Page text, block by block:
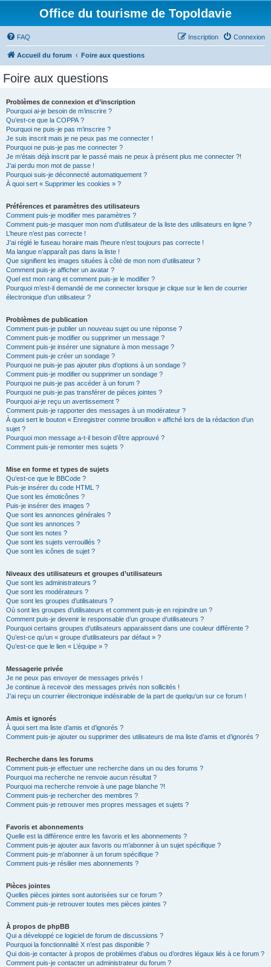
Office du tourisme de Topoldavie
FAQ Connexion
Inscription
Accueil du forum Foire aux questions
Foire aux questions
Problèmes de connexion et d’inscription
Pourquoi ai-je besoin de m’inscrire ?
Qu’est-ce que la COPPA ?
Pourquoi ne puis-je pas m’inscrire ?
Je suis inscrit mais je ne peux pas me connecter !
Pourquoi ne puis-je pas me connecter ?
Je m’étais déjà inscrit par le passé mais ne peux à présent plus me connecter ?!
J’ai perdu mon mot de passe !
Pourquoi suis-je déconnecté automatiquement ?
À quoi sert « Supprimer les cookies » ?
Préférences et paramètres des utilisateurs
Comment puis-je modifier mes paramètres ?
Comment puis-je masquer mon nom d’utilisateur de la liste des utilisateurs en ligne ?
L’heure n’est pas correcte !
J’ai réglé le fuseau horaire mais l’heure n’est toujours pas correcte !
Ma langue n’apparaît pas dans la liste !
Que signifient les images situées à côté de mon nom d’utilisateur ?
Comment puis-je afficher un avatar ?
Quel est mon rang et comment puis-je le modifier ?
Pourquoi m’est-il demandé de me connecter lorsque je clique sur le lien de courrier
électronique d’un utilisateur ?
Problèmes de publication
Comment puis-je publier un nouveau sujet ou une réponse ?
Comment puis-je modifier ou supprimer un message ?
Comment puis-je insérer une signature à mon message ?
Comment puis-je créer un sondage ?
Pourquoi ne puis-je pas ajouter plus d’options à un sondage ?
Comment puis-je modifier ou supprimer un sondage ?
Pourquoi ne puis-je pas accéder à un forum ?
Pourquoi ne puis-je pas transférer de pièces jointes ?
Pourquoi ai-je reçu un avertissement ?
Comment puis-je rapporter des messages à un modérateur ?
À quoi sert le bouton « Enregistrer comme brouillon » affiché lors de la rédaction d’un
sujet ?
Pourquoi mon message a-t-il besoin d’être approuvé ?
Comment puis-je remonter mes sujets ?
Mise en forme et types de sujets
Qu’est-ce que le BBCode ?
Puis-je insérer du code HTML ?
Que sont les émoticônes ?
Puis-je insérer des images ?
Que sont les annonces générales ?
Que sont les annonces ?
Que sont les notes ?
Que sont les sujets verrouillés ?
Que sont les icônes de sujet ?
Niveaux des utilisateurs et groupes d’utilisateurs
Que sont les administrateurs ?
Que sont les modérateurs ?
Que sont les groupes d’utilisateurs ?
Où sont les groupes d’utilisateurs et comment puis-je en rejoindre un ?
Comment puis-je devenir le responsable d’un groupe d’utilisateurs ?
Pourquoi certains groupes d’utilisateurs apparaissent dans une couleur différente ?
Qu’est-ce qu’un « groupe d’utilisateurs par défaut » ?
Qu’est-ce que le lien « L’équipe » ?
Messagerie privée
Je ne peux pas envoyer de messages privés !
Je continue à recevoir des messages privés non sollicités !
J’ai reçu un courrier électronique indésirable de la part de quelqu’un sur ce forum !
Amis et ignorés
À quoi sert ma liste d’amis et d’ignorés ?
Comment puis-je ajouter ou supprimer des utilisateurs de ma liste d’amis et d’ignorés ?
Recherche dans les forums
Comment puis-je effectuer une recherche dans un ou des forums ?
Pourquoi ma recherche ne renvoie aucun résultat ?
Pourquoi ma recherche renvoie à une page blanche ?!
Comment puis-je rechercher des membres ?
Comment puis-je retrouver mes propres messages et sujets ?
Favoris et abonnements
Quelle est la différence entre les favoris et les abonnements ?
Comment puis-je ajouter aux favoris ou m’abonner à un sujet spécifique ?
Comment puis-je m’abonner à un forum spécifique ?
Comment puis-je résilier mes abonnements ?
Pièces jointes
Quelles pièces jointes sont autorisées sur ce forum ?
Comment puis-je retrouver toutes mes pièces jointes ?
À propos de phpBB
Qui a développé ce logiciel de forum de discussions ?
Pourquoi la fonctionnalité X n’est pas disponible ?
Qui dois-je contacter à propos de problèmes d’abus ou d’ordres légaux liés à ce forum ?
Comment puis-je contacter un administrateur du forum ?